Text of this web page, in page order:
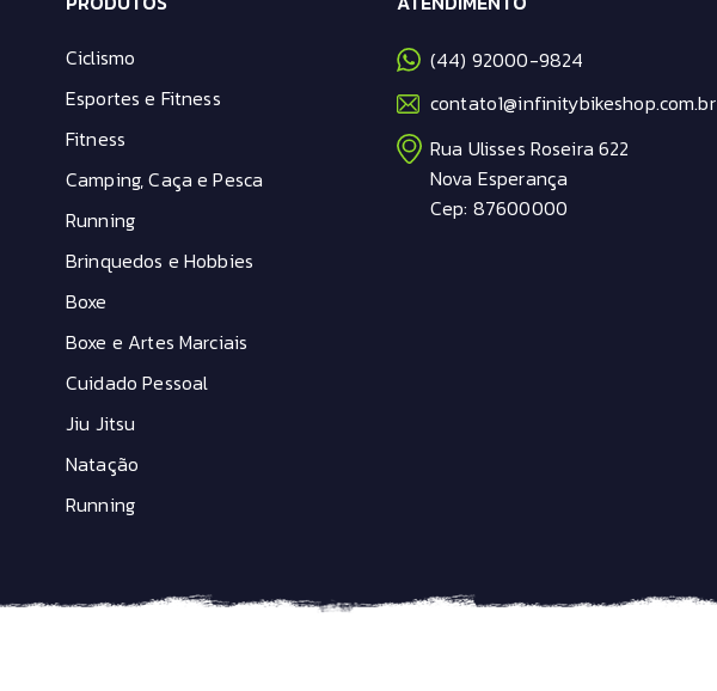
Ciclismo
Esportes e Fitness
Fitness
Camping, Caça e Pesca
Running
Brinquedos e Hobbies
Boxe
Boxe e Artes Marciais
Cuidado Pessoal
Jiu Jitsu
Natação
Running
(44) 92000-9824
contato1@infinitybikeshop.com.br
Rua Ulisses Roseira 622
Nova Esperança
Cep: 87600000